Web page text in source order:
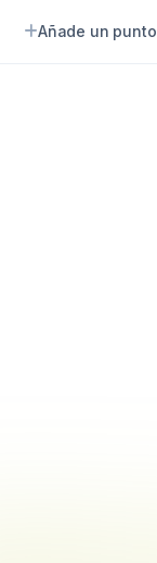
Añade un punto